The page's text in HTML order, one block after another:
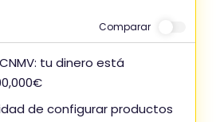
Comparar
tu dinero está
de configurar productos